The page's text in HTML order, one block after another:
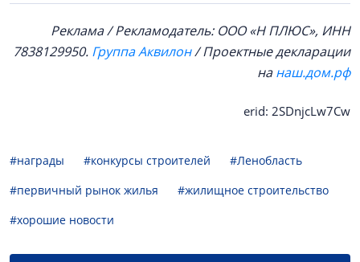
Реклама / Рекламодатель: ООО «Н ПЛЮС», ИНН
7838129950. Группа Аквилон/ Проектные декларации
нанаш.дом.рф
erid: 2SDnjcLw7Cw
#награды #конкурсы строителей
#Ленобласть
#первичный рынок жилья
#жилищное строительство
#хорошие новости